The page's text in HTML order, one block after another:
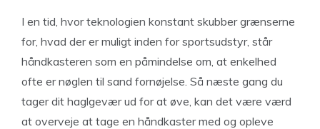
I en tid, hvor teknologien konstant skubber grænserne
for, hvad der er muligt inden for sportsudstyr, står
håndkasteren som en påmindelse om, at enkelhed
ofte er nøglen til sand fornøjelse. Så næste gang du
tager dit haglgevær ud for at øve, kan det være værd
at overveje at tage en håndkaster med og opleve